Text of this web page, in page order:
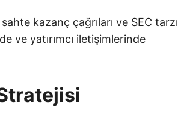
kazanç çağrıları ve SEC tarzı
ve yatırımcı iletişimlerinde